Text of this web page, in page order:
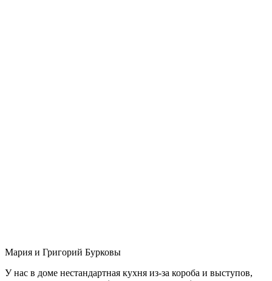
Мария и Григорий Бурковы
У нас в доме нестандартная кухня из-за короба и выступов,